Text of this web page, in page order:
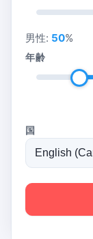
男性: 50%
年齢
国